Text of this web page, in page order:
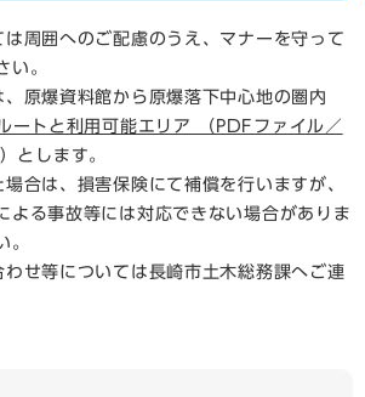
周囲へのご配慮のうえ、マナーを守って
い。
原爆資料館から原爆落下中心地の圏内
ートと利用可能エリア （PDFファイル／
とします。
合は、損害保険にて補償を行いますが、
よる事故等には対応できない場合がありま
。
せ等については長崎市土木総務課へご連